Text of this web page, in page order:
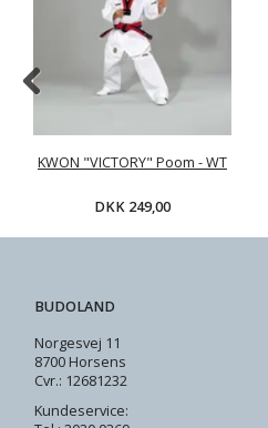
KWON "VICTORY" Poom - WT
DKK 249,00
BUDOLAND
Norgesvej 11
8700 Horsens
Cvr.: 12681232
Kundeservice: